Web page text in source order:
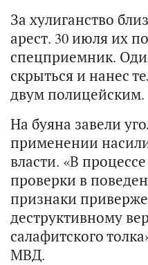
За хулиганство
арест. 30 июля их
спецприемник.
скрыться и нанес
двум полицейским.
На буяна завели
применении
власти. «В
проверки в
признаки
деструктивному
салафитского
МВД.